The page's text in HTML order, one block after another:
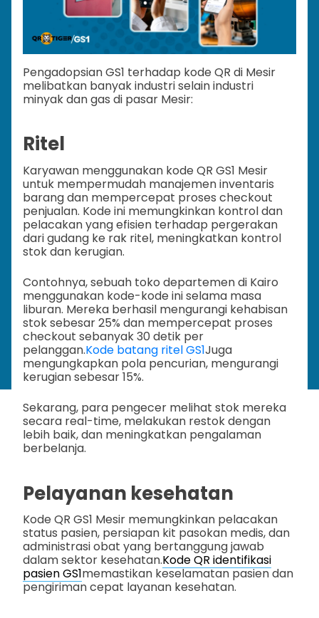
Pengadopsian GS1 terhadap kode QR di Mesir
melibatkan banyak industri selain industri
minyak dan gas di pasar Mesir:
Ritel
Karyawan menggunakan kode QR GS1 Mesir
untuk mempermudah manajemen inventaris
barang dan mempercepat proses checkout
penjualan. Kode ini memungkinkan kontrol dan
pelacakan yang efisien terhadap pergerakan
dari gudang ke rak ritel, meningkatkan kontrol
stok dan kerugian.
Contohnya, sebuah toko departemen di Kairo
menggunakan kode-kode ini selama masa
liburan. Mereka berhasil mengurangi kehabisan
stok sebesar 25% dan mempercepat proses
checkout sebanyak 30 detik per
pelanggan.Kode batang ritel GS1Juga
mengungkapkan pola pencurian, mengurangi
kerugian sebesar 15%.
Sekarang, para pengecer melihat stok mereka
secara real-time, melakukan restok dengan
lebih baik, dan meningkatkan pengalaman
berbelanja.
Pelayanan kesehatan
Kode QR GS1 Mesir memungkinkan pelacakan
status pasien, persiapan kit pasokan medis, dan
administrasi obat yang bertanggung jawab
dalam sektor kesehatan.Kode QR identifikasi
pasien GS1memastikan keselamatan pasien dan
pengiriman cepat layanan kesehatan.